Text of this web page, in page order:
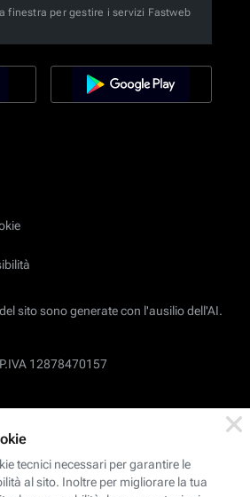
finestra per gestire i servizi Fastweb
sito sono generate con l'ausilio dell'AI.
P.IVA 12878470157